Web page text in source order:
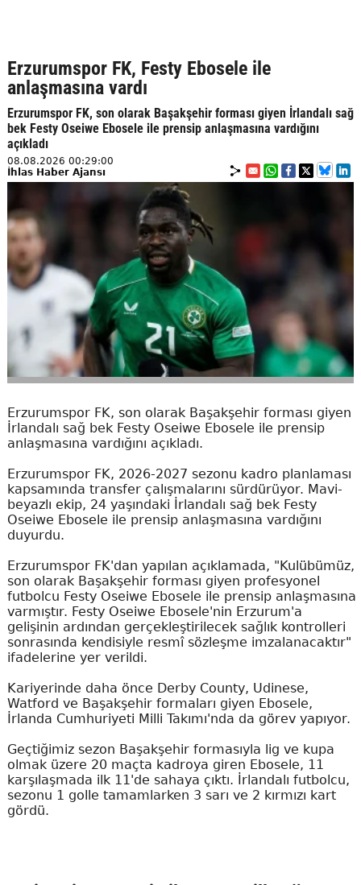
Erzurumspor FK, Festy Ebosele ile
anlaşmasına vardı
Erzurumspor FK, son olarak Başakşehir forması giyen İrlandalı sağ
bek Festy Oseiwe Ebosele ile prensip anlaşmasına vardığını
açıkladı
08.08.2026 00:29:00
İhlas Haber Ajansı
Erzurumspor FK, son olarak Başakşehir forması giyen
İrlandalı sağ bek Festy Oseiwe Ebosele ile prensip
anlaşmasına vardığını açıkladı.
Erzurumspor FK, 2026-2027 sezonu kadro planlaması
kapsamında transfer çalışmalarını sürdürüyor. Mavi-
beyazlı ekip, 24 yaşındaki İrlandalı sağ bek Festy
Oseiwe Ebosele ile prensip anlaşmasına vardığını
duyurdu.
Erzurumspor FK'dan yapılan açıklamada, "Kulübümüz,
son olarak Başakşehir forması giyen profesyonel
futbolcu Festy Oseiwe Ebosele ile prensip anlaşmasına
varmıştır. Festy Oseiwe Ebosele'nin Erzurum'a
gelişinin ardından gerçekleştirilecek sağlık kontrolleri
sonrasında kendisiyle resmî sözleşme imzalanacaktır"
ifadelerine yer verildi.
Kariyerinde daha önce Derby County, Udinese,
Watford ve Başakşehir formaları giyen Ebosele,
İrlanda Cumhuriyeti Milli Takımı'nda da görev yapıyor.
Geçtiğimiz sezon Başakşehir formasıyla lig ve kupa
olmak üzere 20 maçta kadroya giren Ebosele, 11
karşılaşmada ilk 11'de sahaya çıktı. İrlandalı futbolcu,
sezonu 1 golle tamamlarken 3 sarı ve 2 kırmızı kart
gördü.